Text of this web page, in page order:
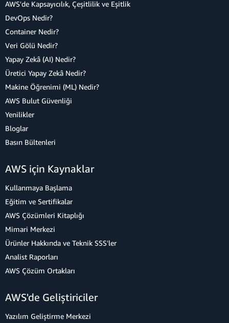
AWS'de Kapsayıcılık, Çeşitlilik ve Eşitlik
DevOps Nedir?
Container Nedir?
Veri Gölü Nedir?
Yapay Zekâ (AI) Nedir?
Üretici Yapay Zekâ Nedir?
Makine Öğrenimi (ML) Nedir?
AWS Bulut Güvenliği
Yenilikler
Bloglar
Basın Bültenleri
AWS için Kaynaklar
Kullanmaya Başlama
Eğitim ve Sertifikalar
AWS Çözümleri Kitaplığı
Mimari Merkezi
Ürünler Hakkında ve Teknik SSS'ler
Analist Raporları
AWS Çözüm Ortakları
AWS'de Geliştiriciler
Yazılım Geliştirme Merkezi